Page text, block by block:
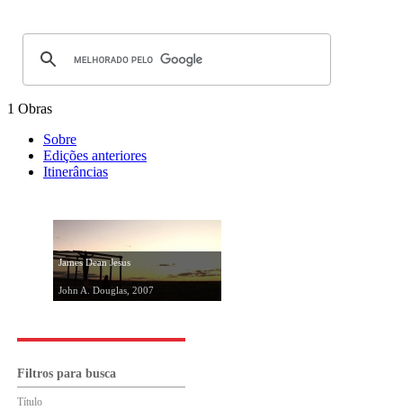
1 Obras
Sobre
Edições anteriores
Itinerâncias
James Dean Jesus
John A. Douglas, 2007
Filtros para busca
Título